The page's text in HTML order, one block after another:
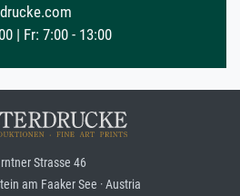
| Fr: 7:00 - 13:00
Strasse 46
am Faaker See · Austria